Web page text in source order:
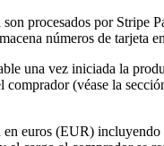
son procesados por Stripe
números de tarjeta
una vez iniciada la
(véase la
en euros (EUR)